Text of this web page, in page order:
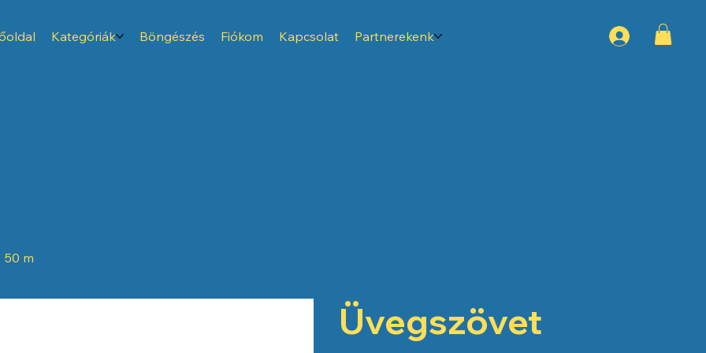
Kategóriák Böngészés Fiókom Kapcsolat Partnerekenk
50 m
Üvegszövet